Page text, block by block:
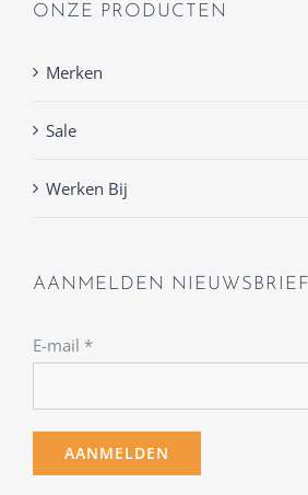
ONZE PRODUCTEN
Merken
Sale
Werken Bij
AANMELDEN NIEUWSBRIEF
E-mail *